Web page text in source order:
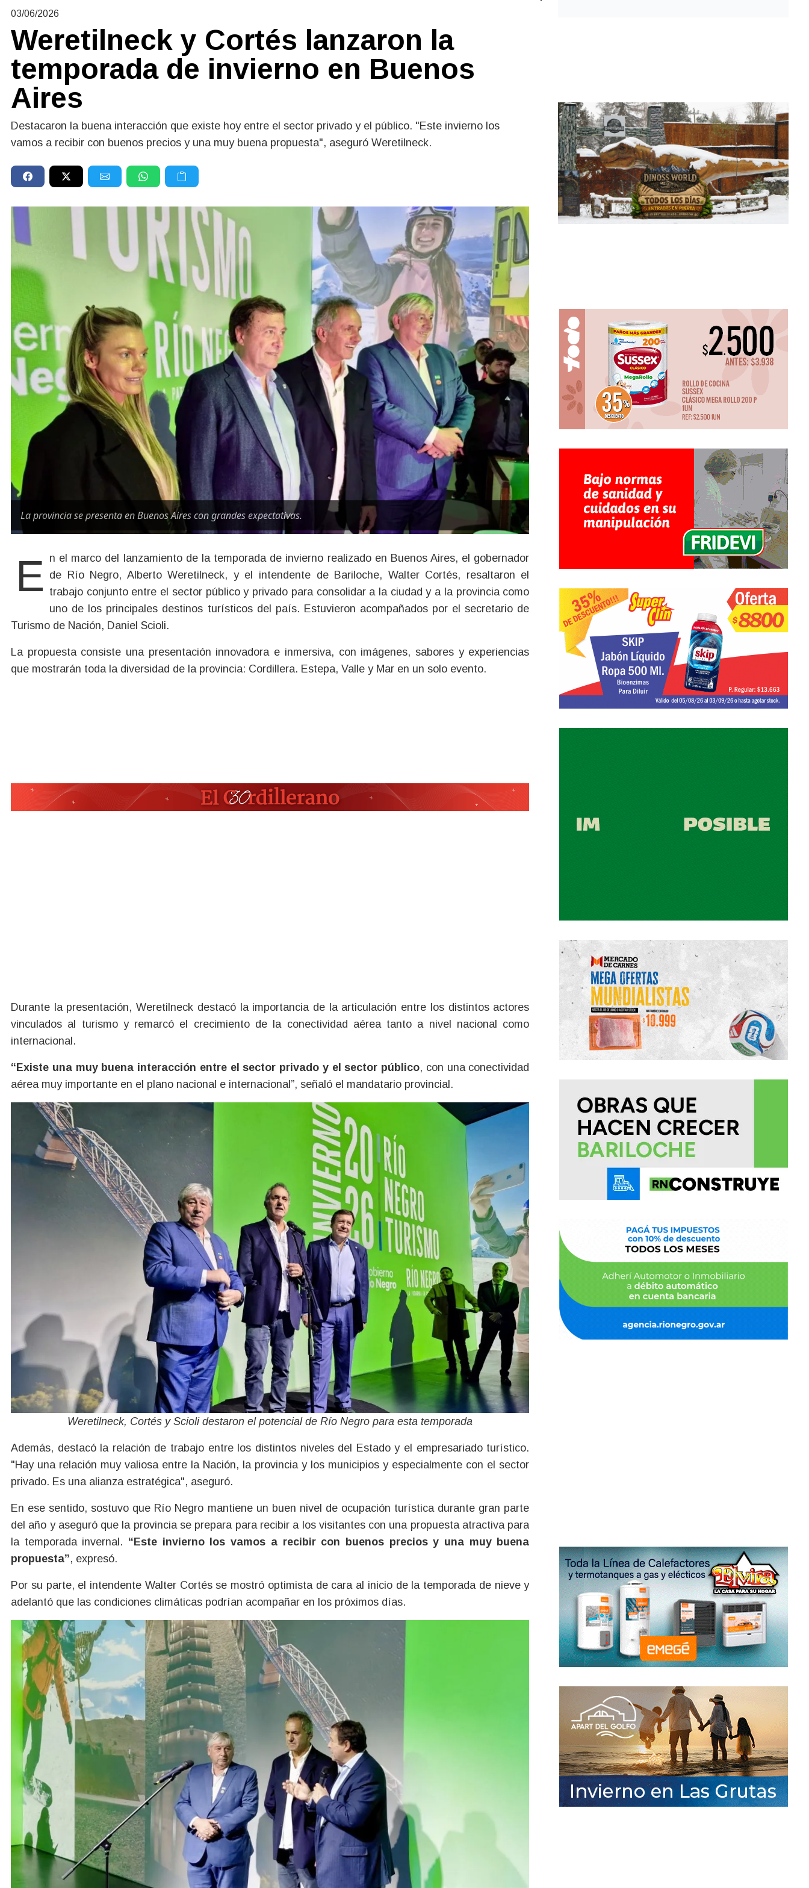
03/06/2026
Weretilneck y Cortés lanzaron la
temporada de invierno en Buenos
Aires
Destacaron la buena interacción que existe hoy entre el sector privado y el público. "Este invierno los
vamos a recibir con buenos precios y una muy buena propuesta", aseguró Weretilneck.
La provincia se presenta en Buenos Aires con grandes expectativas.
En el marco del lanzamiento de la temporada de invierno realizado en Buenos Aires, el gobernador de Río Negro, Alberto Weretilneck, y el intendente de Bariloche, Walter Cortés, resaltaron el
trabajo conjunto entre el sector público y privado para consolidar a la ciudad y a la provincia como
uno de los principales destinos turísticos del país. Estuvieron acompañados por el secretario de
Turismo de Nación, Daniel Scioli.
La propuesta consiste una presentación innovadora e inmersiva, con imágenes, sabores y experiencias
que mostrarán toda la diversidad de la provincia: Cordillera. Estepa, Valle y Mar en un solo evento.
Durante la presentación, Weretilneck destacó la importancia de la articulación entre los distintos actores
vinculados al turismo y remarcó el crecimiento de la conectividad aérea tanto a nivel nacional como
internacional.
“Existe una muy buena interacción entre el sector privado y el sector público, con una conectividad
aérea muy importante en el plano nacional e internacional”, señaló el mandatario provincial.
Weretilneck, Cortés y Scioli destaron el potencial de Río Negro para esta temporada
Además, destacó la relación de trabajo entre los distintos niveles del Estado y el empresariado turístico.
"Hay una relación muy valiosa entre la Nación, la provincia y los municipios y especialmente con el sector
privado. Es una alianza estratégica", aseguró.
En ese sentido, sostuvo que Río Negro mantiene un buen nivel de ocupación turística durante gran parte
del año y aseguró que la provincia se prepara para recibir a los visitantes con una propuesta atractiva para
la temporada invernal. “Este invierno los vamos a recibir con buenos precios y una muy buena
propuesta”, expresó.
Por su parte, el intendente Walter Cortés se mostró optimista de cara al inicio de la temporada de nieve y
adelantó que las condiciones climáticas podrían acompañar en los próximos días.